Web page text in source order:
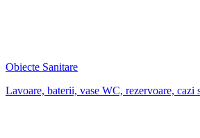
Obiecte Sanitare
Lavoare, baterii, vase WC, rezervoare, cazi